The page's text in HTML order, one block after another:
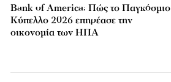
Bank of America: Πώς το Παγκόσμιο
Κύπελλο 2026 επηρέασε την
οικονομία των ΗΠΑ